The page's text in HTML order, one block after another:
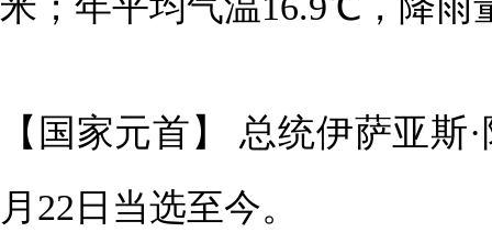
【国家元首】 总统伊萨亚斯
月22日当选至今。